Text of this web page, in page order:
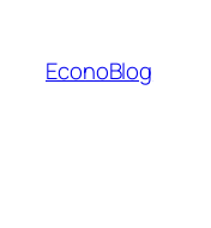
contenido
EconoBlog